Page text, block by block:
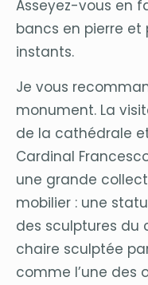
Asseyez-vous en
bancs en pierre
instants.
Je vous
monument. La
de la cathédrale
Cardinal
une grande
mobilier : une
des sculptures du
chaire sculptée
comme l’une des